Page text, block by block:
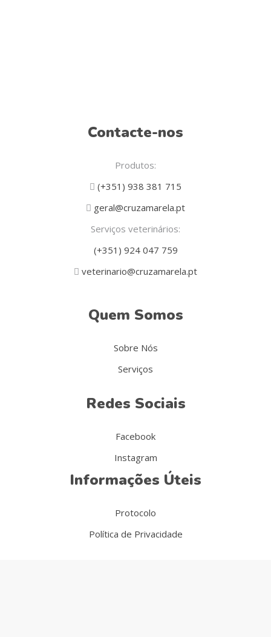
Contacte-nos
Produtos:
(+351) 938 381 715
geral@cruzamarela.pt
Serviços veterinários:
(+351) 924 047 759
veterinario@cruzamarela.pt
Quem Somos
Sobre Nós
Serviços
Redes Sociais
Facebook
Instagram
Informações Úteis
Protocolo
Política de Privacidade